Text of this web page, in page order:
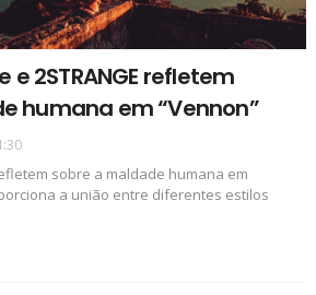
e 2STRANGE refletem
humana em “Vennon”
sobre a maldade humana em
a união entre diferentes estilos